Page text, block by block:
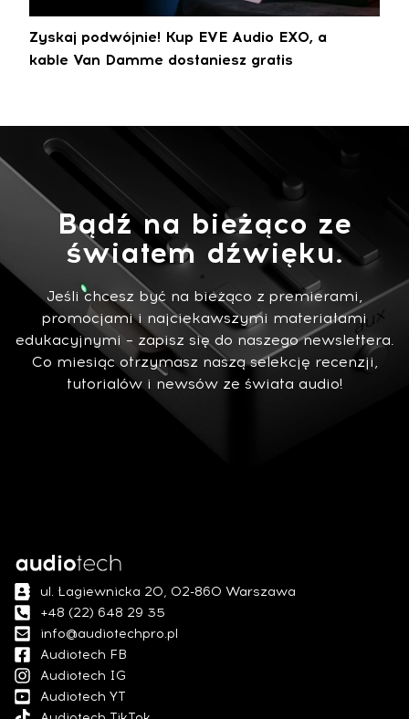
Zyskaj podwójnie! Kup EVE Audio EXO, a
kable Van Damme dostaniesz gratis
Bądź na bieżąco ze
światem dźwięku.
Jeśli chcesz być na bieżąco z premierami,
promocjami i najciekawszymi materiałami
edukacyjnymi – zapisz się do naszego newslettera.
Co miesiąc otrzymasz naszą selekcję recenzji,
tutorialów i newsów ze świata audio!
ul. Łagiewnicka 20, 02-860 Warszawa
+48 (22) 648 29 35
info@audiotechpro.pl
Audiotech FB
Audiotech IG
Audiotech YT